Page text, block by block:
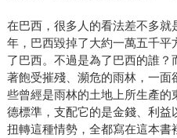
在巴西，很多人的看法差不多
年，巴西毀掉了大約一萬五千
了巴西。不過是為了巴西的誰
著飽受摧殘、瀕危的雨林，一
些曾經是雨林的土地上所生產
德標準，支配它的是金錢、利
扭轉這種情勢，全都寫在這本書